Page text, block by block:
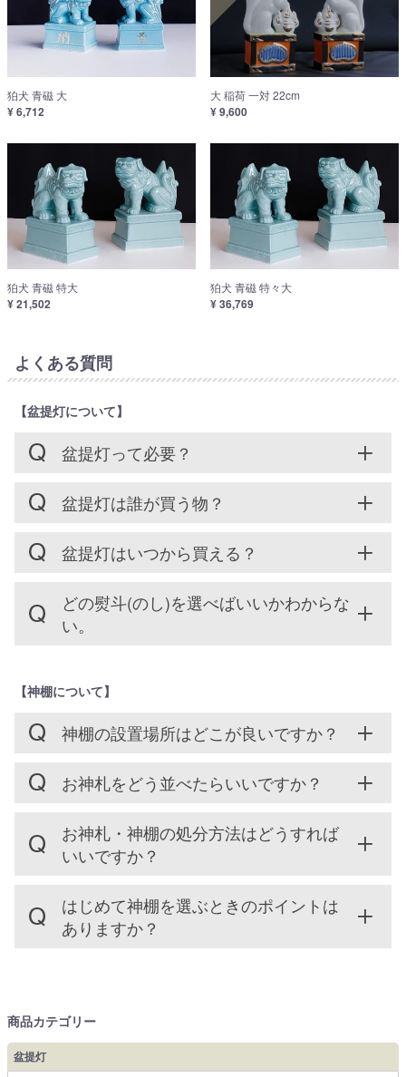
狛犬 青磁 大
¥ 6,712
大 稲荷 一対 22cm
¥ 9,600
狛犬 青磁 特大
¥ 21,502
狛犬 青磁 特々大
¥ 36,769
よくある質問
【盆提灯について】
盆提灯って必要？
盆提灯は誰が買う物？
盆提灯はいつから買える？
どの熨斗(のし)を選べばいいかわからな
い。
【神棚について】
神棚の設置場所はどこが良いですか？
お神札をどう並べたらいいですか？
お神札・神棚の処分方法はどうすれば
いいですか？
はじめて神棚を選ぶときのポイントは
ありますか？
商品カテゴリー
盆提灯